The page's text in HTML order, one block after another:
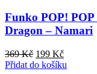
Funko POP!
Dragon – Namari
369Kč Původní
cena
199 KčAktuální
cena
Přidat do košíku